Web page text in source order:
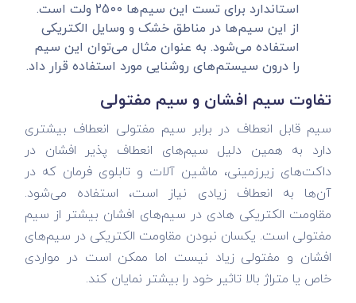
استاندارد برای تست این سیم‌ها 2500 ولت است.
از این سیم‌ها در مناطق خشک و وسایل الکتریکی
استفاده می‌شود. به عنوان مثال می‌توان این سیم
را درون سیستم‌های روشنایی مورد استفاده قرار داد.
تفاوت سیم افشان و سیم مفتولی
سیم قابل انعطاف در برابر سیم مفتولی انعطاف بیشتری
دارد به همین دلیل سیم‌های انعطاف پذیر افشان در
داکت‌های زیرزمینی، ماشین آلات و تابلوی فرمان که در
آن‌ها به انعطاف زیادی نیاز است، استفاده می‌شود.
مقاومت الکتریکی هادی در سیم‌های افشان بیشتر از سیم
مفتولی است. یکسان نبودن مقاومت الکتریکی در سیم‌های
افشان و مفتولی زیاد نیست اما ممکن است در مواردی
خاص یا متراژ بالا تاثیر خود را بیشتر نمایان کند.